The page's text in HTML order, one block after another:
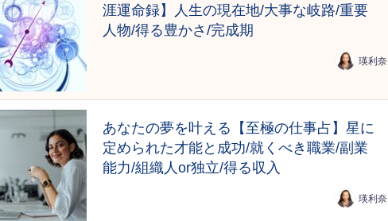
涯運命録】人生の現在地/大事な岐路/重要
人物/得る豊かさ/完成期
瑛利奈
あなたの夢を叶える【至極の仕事占】星に
定められた才能と成功/就くべき職業/副業
能力/組織人or独立/得る収入
瑛利奈